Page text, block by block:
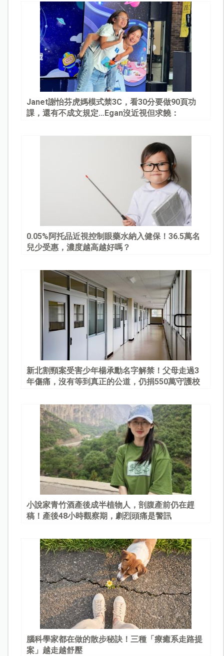
Janet謝怡芬虎媽模式禁3C，看30分要做90頁功
課，還有不成文規定…Egan沒近視但求饒：
0.05%阿托品近視控制眼藥水納入健保！36.5萬名
兒少受惠，濃度越高越好嗎？
新北割頸案受害少年楊承勳名字解禁！父母走過3
年傷痛，沒有等到真正的公道，仍捐550萬守護校
小說家青竹酒產後成半植物人，剖腹產前仍在趕
稿！產後48小時觀察期，劇烈頭痛是警訊
腦科學家都在做的散步秘訣！三種「療癒系走路提
案」越走越舒壓